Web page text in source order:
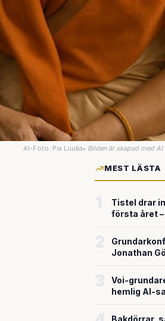
AI-Foto: Pia Luuka• Bilden är skapad med
MEST LÄSTA
Tistel drar
första året
Jonathan
Voi-
hemlig AI-
Bakdörrar,